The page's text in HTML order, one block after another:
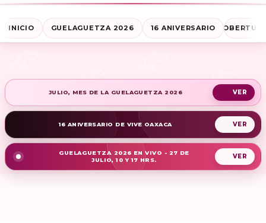
INICIO GUELAGUETZA 2026 16 ANIVERSARIO
JULIO, MES DE LA GUELAGUETZA 2026
16 ANIVERSARIO DE VIVE OAXACA
GUELAGUETZA 2026 EN VIVO - 27 DE
JULIO, 10 Y 17 HRS.